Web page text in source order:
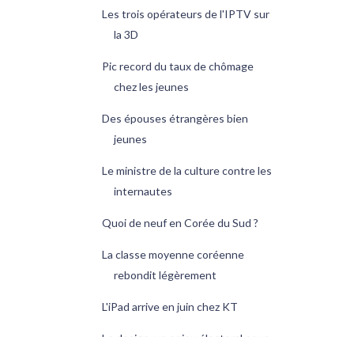
Les trois opérateurs de l'IPTV sur
la 3D
Pic record du taux de chômage
chez les jeunes
Des épouses étrangères bien
jeunes
Le ministre de la culture contre les
internautes
Quoi de neuf en Corée du Sud ?
La classe moyenne coréenne
rebondit légèrement
L'iPad arrive en juin chez KT